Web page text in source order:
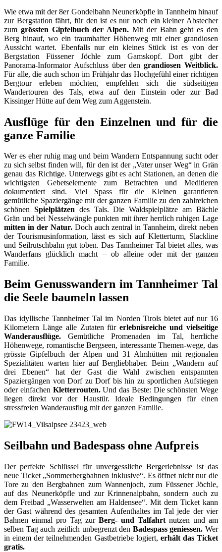
Wie etwa mit der 8er Gondelbahn Neunerköpfle in Tannheim hinauf
zur Bergstation fährt, für den ist es nur noch ein kleiner Abstecher
zum grössten Gipfelbuch der Alpen.Mit der Bahn geht es den
Berg hinauf, wo ein traumhafter Höhenweg mit einer grandiosen
Aussicht wartet. Ebenfalls nur ein kleines Stück ist es von der
Bergstation Füssener Jöchle zum Gamskopf. Dort gibt der
Panorama-Informator Aufschluss über dengrandiosen Weitblick.
Für alle, die auch schon im Frühjahr das Hochgefühl einer richtigen
Bergtour erleben möchten, empfehlen sich die südseitigen
Wandertouren des Tals, etwa auf den Einstein oder zur Bad
Kissinger Hütte auf dem Weg zum Aggenstein.
Ausflüge für den Einzelnen und für die
ganze Familie
Wer es eher ruhig mag und beim Wandern Entspannung sucht oder
zu sich selbst finden will, für den ist der „Vater unser Weg“ in Grän
genau das Richtige. Unterwegs gibt es acht Stationen, an denen die
wichtigsten Gebetselemente zum Betrachten und Meditieren
dokumentiert sind. Viel Spass für die Kleinen garantieren
gemütliche Spaziergänge mit der ganzen Familie zu den zahlreichen
schönen Spielplätzen des Tals. Die Waldspielplätze am Bächle
Grän und bei Nesselwängle punkten mit ihrer herrlich ruhigen Lage
mitten in der Natur.Doch auch zentral in Tannheim, direkt neben
der Tourismusinformation, lässt es sich auf Kletterturm, Slackline
und Seilrutschbahn gut toben. Das Tannheimer Tal bietet alles, was
Wanderfans glücklich macht – ob alleine oder mit der ganzen
Familie.
Beim Genusswandern im Tannheimer Tal
die Seele baumeln lassen
Das idyllische Tannheimer Tal im Norden Tirols bietet auf nur 16
Kilometern Länge alle Zutaten fürerlebnisreiche und vielseitige
Wanderausflüge. Gemütliche Promenaden im Tal, herrliche
Höhenwege, romantische Bergseen, interessante Themen-wege, das
grösste Gipfelbuch der Alpen und 31 Almhütten mit regionalen
Spezialitäten warten hier auf Bergliebhaber. Beim „Wandern auf
drei Ebenen“ hat der Gast die Wahl zwischen entspannten
Spaziergängen von Dorf zu Dorf bis hin zu sportlichen Aufstiegen
oder einfachen Kletterrouten.Und das Beste: Die schönsten Wege
liegen direkt vor der Haustür. Ideale Bedingungen für einen
stressfreien Wanderausflug mit der ganzen Familie.
Seilbahn und Badespass ohne Aufpreis
Der perfekte Schlüssel für unvergessliche Bergerlebnisse ist das
neue Ticket „Sommerbergbahnen inklusive“. Es öffnet nicht nur die
Tore zu den Bergbahnen zum Wannenjoch, zum Füssener Jöchle,
auf das Neunerköpfle und zur Krinnenalpbahn, sondern auch zu
dem Freibad „Wasserwelten am Haldensee“. Mit dem Ticket kann
der Gast während des gesamten Aufenthaltes im Tal jede der vier
Bahnen einmal pro Tag zur Berg- und Talfahrt nutzen und am
selben Tag auch zeitlich unbegrenzt den Badespass geniessen. Wer
in einem der teilnehmenden Gastbetriebe logiert, erhält das Ticket
gratis.